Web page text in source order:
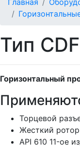
Главная
Тип CDF
Горизонтальный
Торцевой
Жесткий ротор
API 610 11-ое